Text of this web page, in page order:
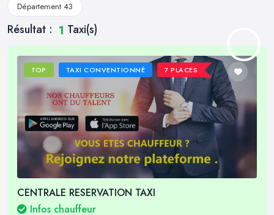
Département 43
Résultat : 1 Taxi(s)
TOP TAXI CONVENTIONNÉ 7 PLACES
CENTRALE RESERVATION TAXI
Infos chauffeur